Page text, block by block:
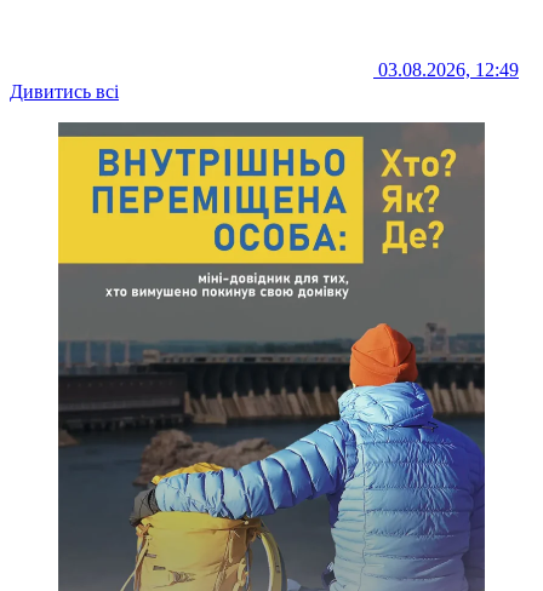
03.08.2026, 12:49
Дивитись всі